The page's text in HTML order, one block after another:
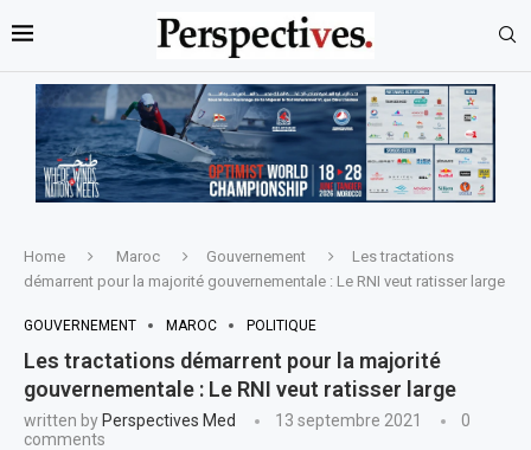
Home Maroc Gouvernement
Les tractations
démarrent pour la majorité gouvernementale : Le RNI veut ratisser large
GOUVERNEMENT MAROC POLITIQUE
Les tractations démarrent pour la majorité
gouvernementale : Le RNI veut ratisser large
written by Perspectives Med 13 septembre 2021
0
comments